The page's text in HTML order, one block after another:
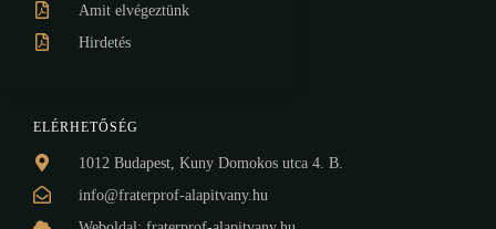
ELÉRHETŐSÉG
1012 Budapest, Kuny Domokos utca 4. B.
info@fraterprof-alapitvany.hu
Amit elvégeztünk
Hirdetés